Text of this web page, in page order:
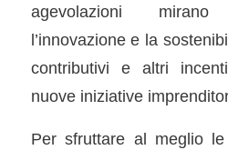
agevolazioni
l’innovazione e la
contributivi e altri
nuove iniziative
Per sfruttare al meglio